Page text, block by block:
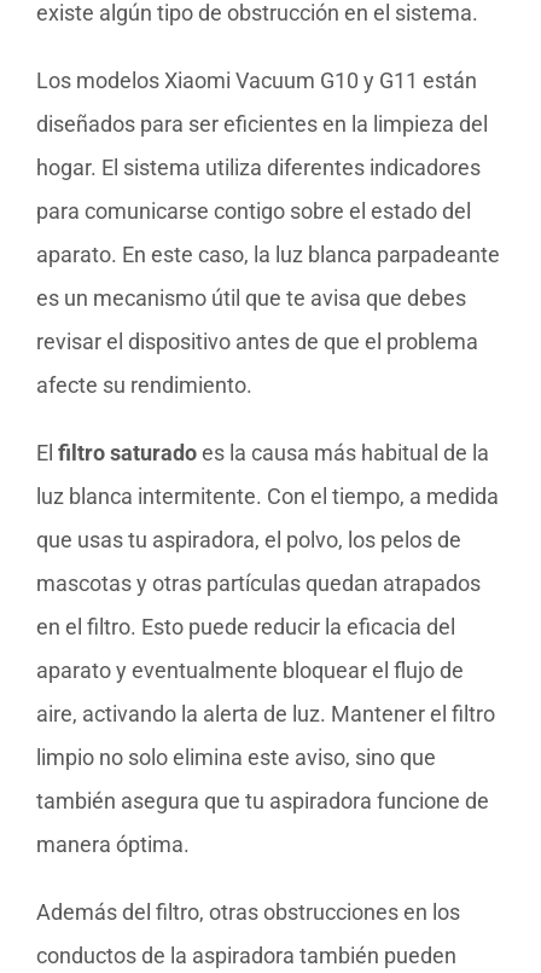
existe algún tipo de obstrucción en el sistema.
Los modelos Xiaomi Vacuum G10 y G11 están
diseñados para ser eficientes en la limpieza del
hogar. El sistema utiliza diferentes indicadores
para comunicarse contigo sobre el estado del
aparato. En este caso, la luz blanca parpadeante
es un mecanismo útil que te avisa que debes
revisar el dispositivo antes de que el problema
afecte su rendimiento.
El filtro saturadoes la causa más habitual de la
luz blanca intermitente. Con el tiempo, a medida
que usas tu aspiradora, el polvo, los pelos de
mascotas y otras partículas quedan atrapados
en el filtro. Esto puede reducir la eficacia del
aparato y eventualmente bloquear el flujo de
aire, activando la alerta de luz. Mantener el filtro
limpio no solo elimina este aviso, sino que
también asegura que tu aspiradora funcione de
manera óptima.
Además del filtro, otras obstrucciones en los
conductos de la aspiradora también pueden